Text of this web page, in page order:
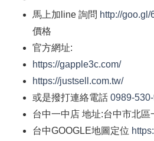
馬上加 line 詢問 http://goo.gl/
價格
官方網址:
https://gapple3c.com/
https://justsell.com.tw/
或是撥打連絡電話 0989-
台中一中店 地址:台中市北區
台中GOOGLE地圖定位